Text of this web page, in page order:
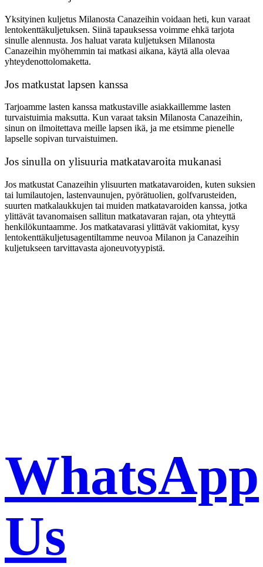
Yksityinen kuljetus Milanosta Canazeihin voidaan heti, kun varaat
lentokenttäkuljetuksen. Siinä tapauksessa voimme ehkä tarjota
sinulle alennusta. Jos haluat varata kuljetuksen Milanosta
Canazeihin myöhemmin tai matkasi aikana, käytä alla olevaa
yhteydenottolomaketta.
Jos matkustat lapsen kanssa
Tarjoamme lasten kanssa matkustaville asiakkaillemme lasten
turvaistuimia maksutta. Kun varaat taksin Milanosta Canazeihin,
sinun on ilmoitettava meille lapsen ikä, ja me etsimme pienelle
lapselle sopivan turvaistuimen.
Jos sinulla on ylisuuria matkatavaroita mukanasi
Jos matkustat Canazeihin ylisuurten matkatavaroiden, kuten suksien
tai lumilautojen, lastenvaunujen, pyörätuolien, golfvarusteiden,
suurten matkalaukkujen tai muiden matkatavaroiden kanssa, jotka
ylittävät tavanomaisen sallitun matkatavaran rajan, ota yhteyttä
henkilökuntaamme. Jos matkatavarasi ylittävät vakiomitat, kysy
lentokenttäkuljetusagentiltamme neuvoa Milanon ja Canazeihin
kuljetukseen tarvittavasta ajoneuvotyypistä.
WhatsApp
Us